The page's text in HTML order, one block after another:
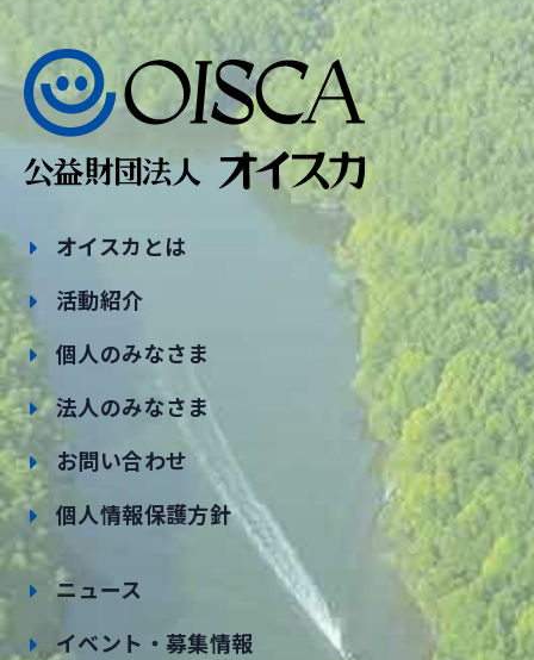
オイスカとは
活動紹介
個人のみなさま
法人のみなさま
お問い合わせ
個人情報保護方針
ニュース
イベント・募集情報